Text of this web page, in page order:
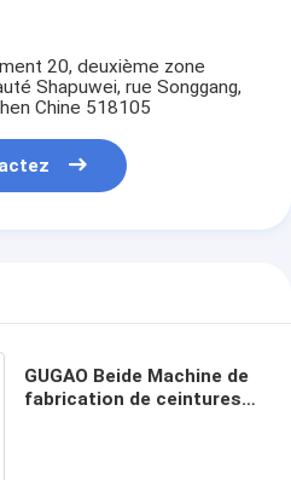
20, deuxième zone
Shapuwei, rue Songgang,
Chine 518105
GUGAO Beide Machine de
fabrication de ceintures